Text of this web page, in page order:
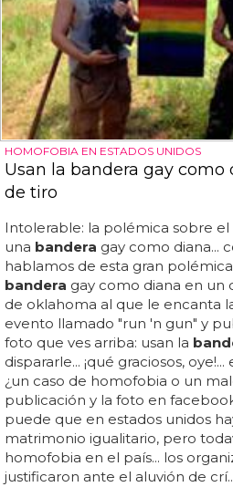
HOMOFOBIA EN ESTADOS UNIDOS
Usan la bandera gay
de tiro
Intolerable: la polémica sobre
una bandera gay como diana...
hablamos de esta gran
bandera gay como diana en un
de oklahoma al que le encanta
evento llamado "run 'n gun" y
foto que ves arriba: usan la
dispararle... ¡qué graciosos,
¿un caso de homofobia o un
publicación y la foto en
puede que en estados unidos
matrimonio igualitario, pero
homofobia en el país... los
justificaron ante el aluvión de